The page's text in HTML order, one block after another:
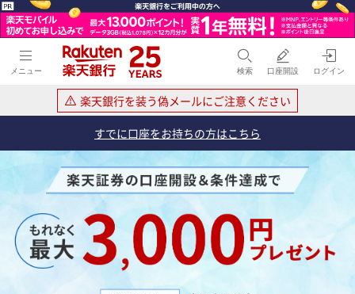
楽天銀行
メニュー 検索 口座開設 ログイン
楽天銀行を装う偽メールにご注意ください
すでに口座をお持ちの方はこちら